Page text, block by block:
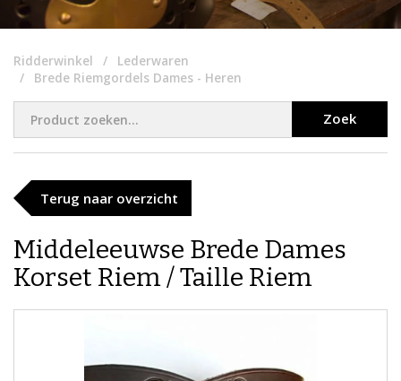
Ridderwinkel
Lederwaren
Brede Riemgordels Dames - Heren
Zoek
Terug naar overzicht
Middeleeuwse Brede Dames
Korset Riem / Taille Riem